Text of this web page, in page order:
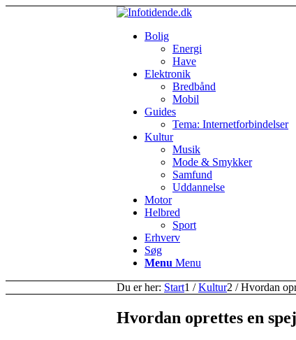
Bolig
Energi
Have
Elektronik
Bredbånd
Mobil
Guides
Tema: Internetforbindelser
Kultur
Musik
Mode & Smykker
Samfund
Uddannelse
Motor
Helbred
Sport
Erhverv
Søg
Menu Menu
Du er her: Start1 / Kultur2 / Hvordan
Hvordan oprettes en